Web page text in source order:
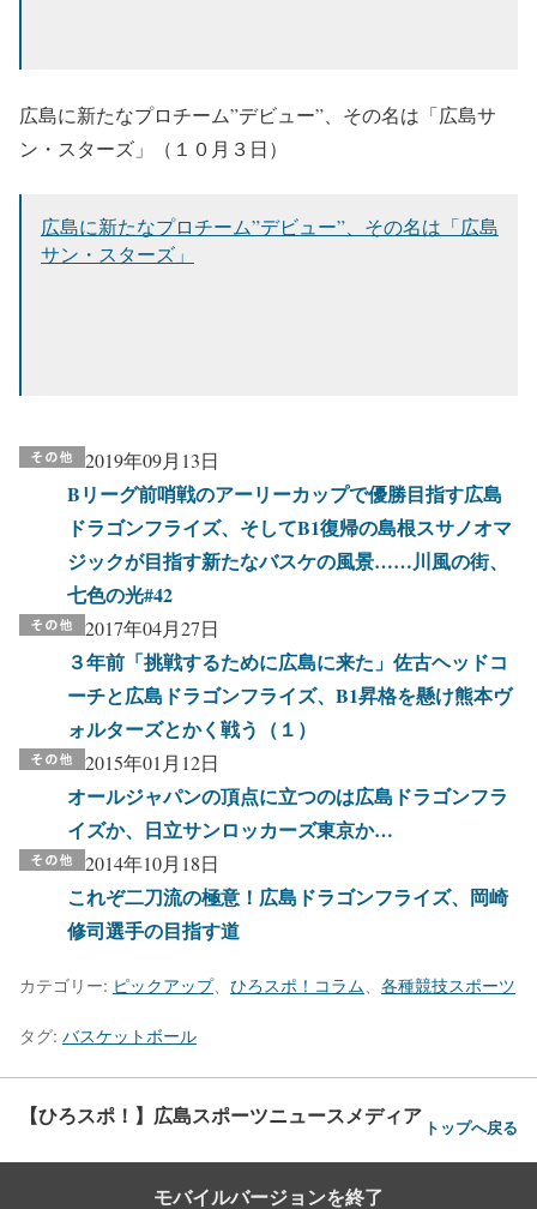
広島に新たなプロチーム”デビュー”、その名は「広島サ
ン・スターズ」（１０月３日）
広島に新たなプロチーム”デビュー”、その名は「広島
サン・スターズ」
2019年09月13日
Bリーグ前哨戦のアーリーカップで優勝目指す広島
ドラゴンフライズ、そしてB1復帰の島根スサノオマ
ジックが目指す新たなバスケの風景……川風の街、
七色の光#42
2017年04月27日
３年前「挑戦するために広島に来た」佐古ヘッドコ
ーチと広島ドラゴンフライズ、B1昇格を懸け熊本ヴ
ォルターズとかく戦う（１）
2015年01月12日
オールジャパンの頂点に立つのは広島ドラゴンフラ
イズか、日立サンロッカーズ東京か…
2014年10月18日
これぞ二刀流の極意！広島ドラゴンフライズ、岡崎
修司選手の目指す道
カテゴリー: ピックアップ、 ひろスポ！コラム 各種競技スポーツ
タグ: バスケットボール
【ひろスポ！】広島スポーツニュースメディア トップへ戻る
モバイルバージョンを終了